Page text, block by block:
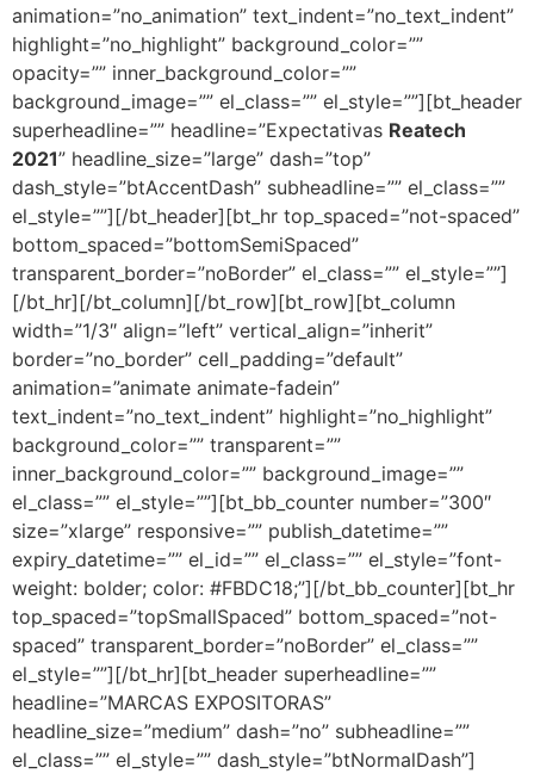
animation=”no_animation” text_indent=”no_text_indent”
highlight=”no_highlight” background_color=””
opacity=”” inner_background_color=””
background_image=”” el_class=”” el_style=””][bt_header
superheadline=”” headline=”Expectativas Reatech
2021” headline_size=”large” dash=”top”
dash_style=”btAccentDash” subheadline=”” el_class=””
el_style=””][/bt_header][bt_hr top_spaced=”not-spaced”
bottom_spaced=”bottomSemiSpaced”
transparent_border=”noBorder” el_class=”” el_style=””]
[/bt_hr][/bt_column][/bt_row][bt_row][bt_column
width=”1/3″ align=”left” vertical_align=”inherit”
border=”no_border” cell_padding=”default”
animation=”animate animate-fadein”
text_indent=”no_text_indent” highlight=”no_highlight”
background_color=”” transparent=””
inner_background_color=”” background_image=””
el_class=”” el_style=””][bt_bb_counter number=”300″
size=”xlarge” responsive=”” publish_datetime=””
expiry_datetime=”” el_id=”” el_class=”” el_style=”font-
weight: bolder; color: #FBDC18;”][/bt_bb_counter][bt_hr
top_spaced=”topSmallSpaced” bottom_spaced=”not-
spaced” transparent_border=”noBorder” el_class=””
el_style=””][/bt_hr][bt_header superheadline=””
headline=”MARCAS EXPOSITORAS”
headline_size=”medium” dash=”no” subheadline=””
el_class=”” el_style=”” dash_style=”btNormalDash”]